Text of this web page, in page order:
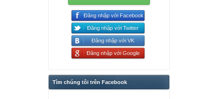
Đăng nhập với Facebook
Đăng nhập với Twitter
Đăng nhập với VK
Đăng nhập với Google
Tìm chúng tôi trên Facebook